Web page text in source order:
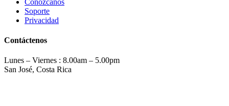
Soporte
Privacidad
Contáctenos
Lunes – Viernes : 8.00am – 5.00pm
San José, Costa Rica